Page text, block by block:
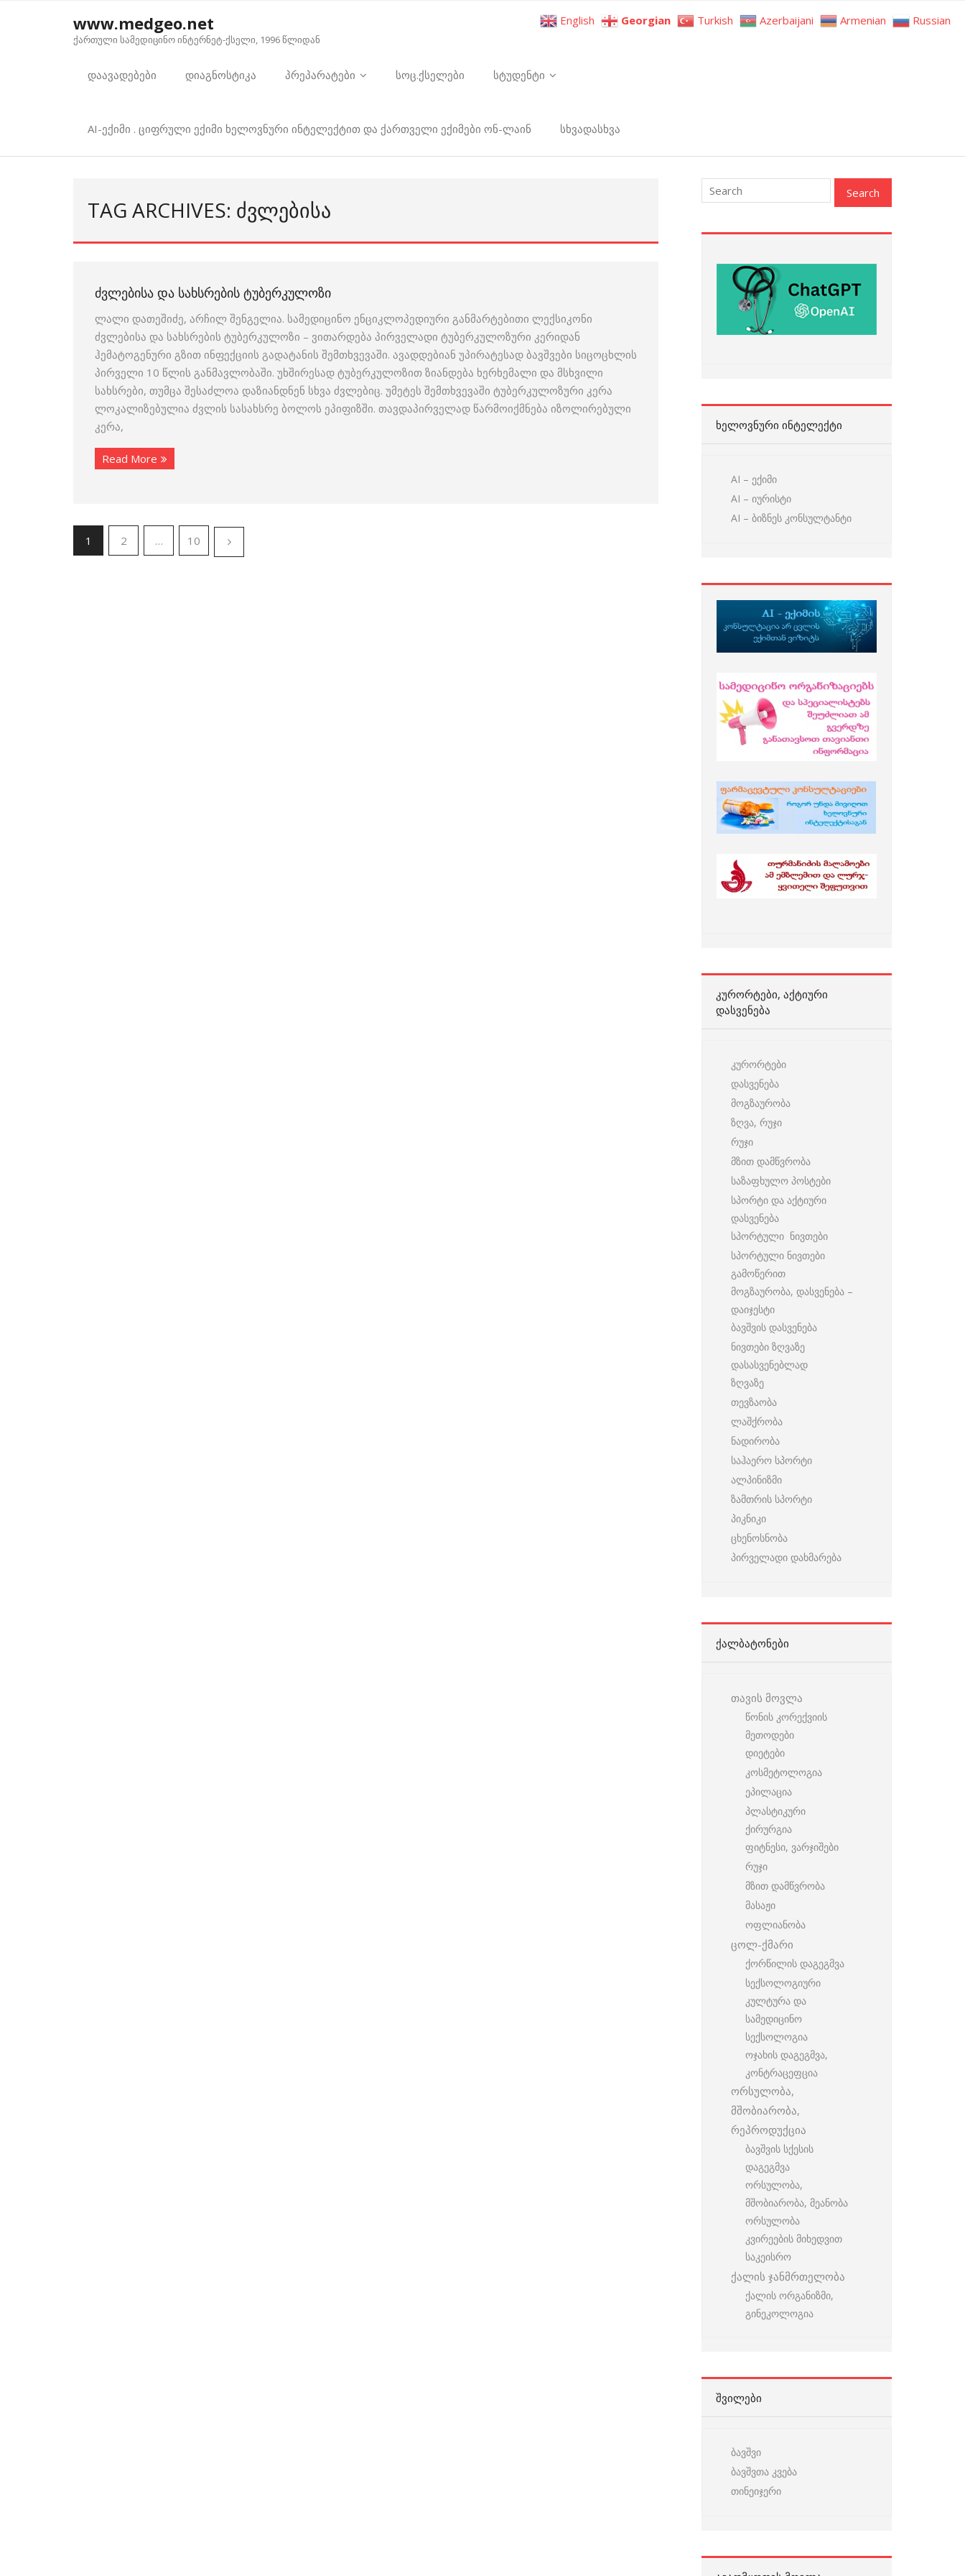
www.medgeo.net
ქართული სამედიცინო ინტერნეტ-ქსელი, 1996 წლიდან
დაავადებები დიაგნოსტიკა პრეპარატები სოც.ქსელები სტუდენტი
AI-ექიმი . ციფრული ექიმი ხელოვნური ინტელექტით და ქართველი ექიმები ონ-ლაინ სხვადასხვა
TAG ARCHIVES: ᲫᲕᲚᲔᲑᲘᲡᲐ
ᲫᲕᲚᲔᲑᲘᲡᲐ ᲓᲐ ᲡᲐᲮᲡᲠᲔᲑᲘᲡ ᲢᲣᲑᲔᲠᲙᲣᲚᲝᲖᲘ
ლალი დათეშიძე, არჩილ შენგელია. სამედიცინო ენციკლოპედიური განმარტებითი ლექსიკონი
ძვლებისა და სახსრების ტუბერკულოზი – ვითარდება პირველადი ტუბერკულოზური კერიდან
ჰემატოგენური გზით ინფექციის გადატანის შემთხვევაში. ავადდებიან უპირატესად ბავშვები სიცოცხლის
პირველი 10 წლის განმავლობაში. უხშირესად ტუბერკულოზით ზიანდება ხერხემალი და მსხვილი
სახსრები, თუმცა შესაძლოა დაზიანდნენ სხვა ძვლებიც. უმეტეს შემთხვევაში ტუბერკულოზური კერა
ლოკალიზებულია ძვლის სასახსრე ბოლოს ეპიფიზში. თავდაპირველად წარმოიქმნება იზოლირებული
კერა,
Read More
1 2 … 10
ᲮᲔᲚᲝᲕᲜᲣᲠᲘ ᲘᲜᲢᲔᲚᲔᲥᲢᲘ
AI – ექიმი
AI – იურისტი
AI – ბიზნეს კონსულტანტი
ᲙᲣᲠᲝᲠᲢᲔᲑᲘ, ᲐᲥᲢᲘᲣᲠᲘ
ᲓᲐᲡᲕᲔᲜᲔᲑᲐ
კურორტები
დასვენება
მოგზაურობა
ზღვა, რუჯი
რუჯი
მზით დამწვრობა
საზაფხულო პოსტები
სპორტი და აქტიური
დასვენება
სპორტული ნივთები
სპორტული ნივთები
გამოწერით
მოგზაურობა, დასვენება –
დაიჯესტი
ბავშვის დასვენება
ნივთები ზღვაზე
დასასვენებლად
ზღვაზე
თევზაობა
ლაშქრობა
ნადირობა
საჰაერო სპორტი
ალპინიზმი
ზამთრის სპორტი
პიკნიკი
ცხენოსნობა
პირველადი დახმარება
ᲥᲐᲚᲑᲐᲢᲝᲜᲔᲑᲘ
თავის მოვლა
წონის კორექვიის
მეთოდები
დიეტები
კოსმეტოლოგია
ეპილაცია
პლასტიკური
ქირურგია
ფიტნესი, ვარჯიშები
რუჯი
მზით დამწვრობა
მასაჟი
ოფლიანობა
ცოლ-ქმარი
ქორწილის დაგეგმვა
სექსოლოგიური
კულტურა და
სამედიცინო
სექსოლოგია
ოჯახის დაგეგმვა,
კონტრაცეფცია
ორსულობა,
მშობიარობა,
რეპროდუქცია
ბავშვის სქესის
დაგეგმვა
ორსულობა,
მშობიარობა, მეანობა
ორსულობა
კვირეების მიხედვით
საკეისრო
ქალის ჯანმრთელობა
ქალის ორგანიზმი,
გინეკოლოგია
ᲨᲕᲘᲚᲔᲑᲘ
ბავშვი
ბავშვთა კვება
თინეიჯერი
English Georgian Turkish Azerbaijani Armenian Russian